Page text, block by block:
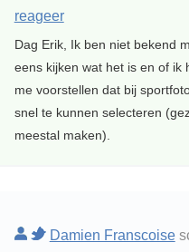
reageer
Dag Erik, Ik ben niet bekend
eens kijken wat het is en of ik
me voorstellen dat bij
snel te kunnen selecteren
meestal maken).
Damien Franscoise